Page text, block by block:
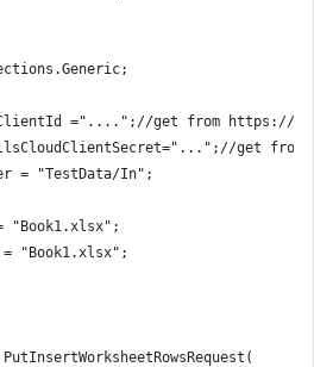
="....";//get from https://
get
= "TestData/In";
"Book1.xlsx";
= "Book1.xlsx";